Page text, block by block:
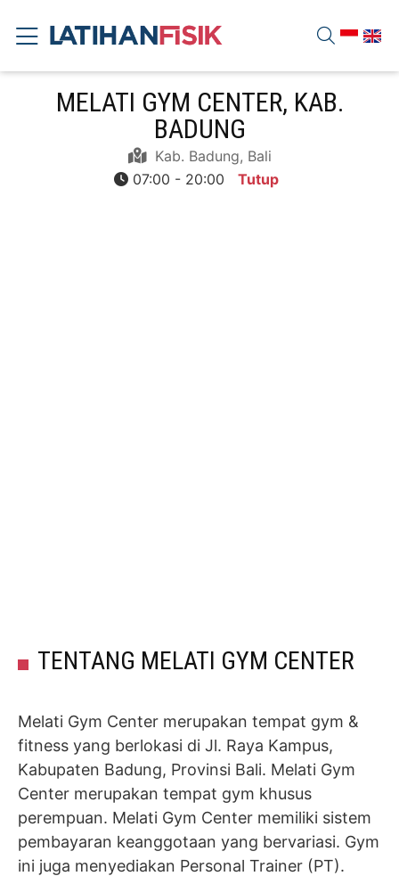
MELATI GYM CENTER, KAB.
BADUNG
Kab. Badung, Bali
07:00 - 20:00
Tutup
TENTANG MELATI GYM CENTER
Melati Gym Center merupakan tempat gym &
fitness yang berlokasi di Jl. Raya Kampus,
Kabupaten Badung, Provinsi Bali. Melati Gym
Center merupakan tempat gym khusus
perempuan. Melati Gym Center memiliki sistem
pembayaran keanggotaan yang bervariasi. Gym
ini juga menyediakan Personal Trainer (PT).